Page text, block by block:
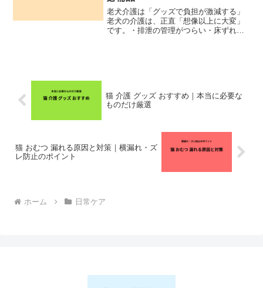
老犬介護は「グッズで負担が激減する」
老犬の介護は、正直「想像以上に大変」
です。・排泄の管理がつらい・床ずれが
猫 介護 グッズ おすすめ｜本当に必要な
ものだけ厳選
猫 おむつ 漏れる原因と対策｜横漏れ・ズ
レ防止のポイント
ホーム 日常ケア